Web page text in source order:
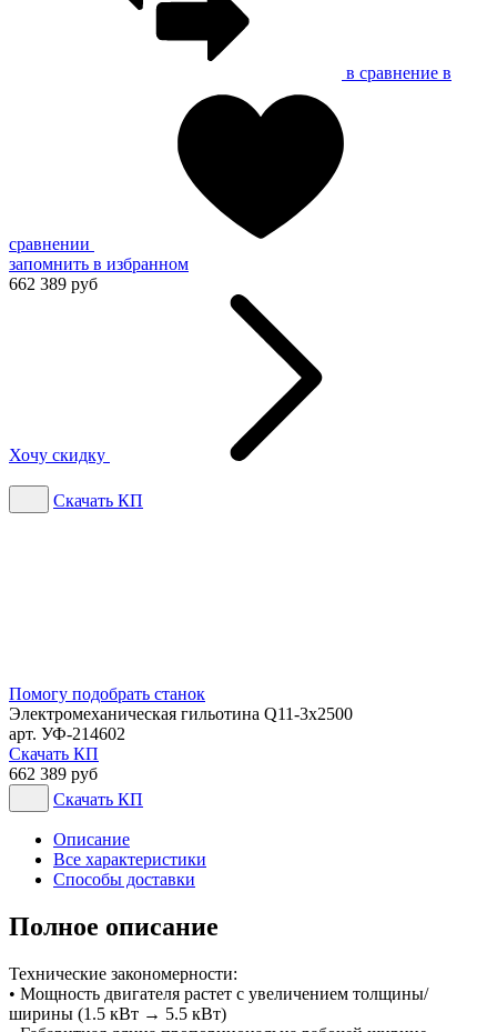
в сравнение в
сравнении
запомнить в избранном
662 389 руб
Хочу скидку
Скачать КП
Помогу подобрать станок
Электромеханическая гильотина Q11-3x2500
арт. УФ-214602
Скачать КП
662 389 руб
Скачать КП
Описание
Все характеристики
Способы доставки
Полное описание
Технические закономерности:
• Мощность двигателя растет с увеличением толщины/
ширины (1.5 кВт → 5.5 кВт)